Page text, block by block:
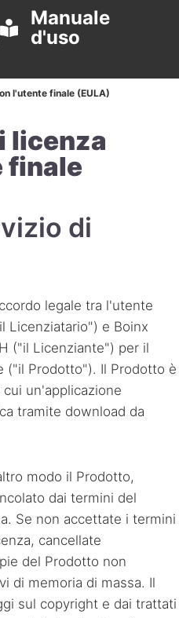
Manuale
d'uso
l'utente finale (EULA)
licenza
finale
di
legale tra l'utente
Licenziatario") e Boinx
("il Licenziante") per il
("il Prodotto"). Il Prodotto è
un'applicazione
tramite download da
modo il Prodotto,
dai termini del
Se non accettate i termini
cancellate
del Prodotto non
di memoria di massa. Il
sul copyright e dai trattati